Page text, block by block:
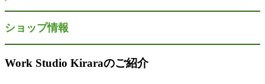
ショップ情報
Work Studio Kiraraのご紹介